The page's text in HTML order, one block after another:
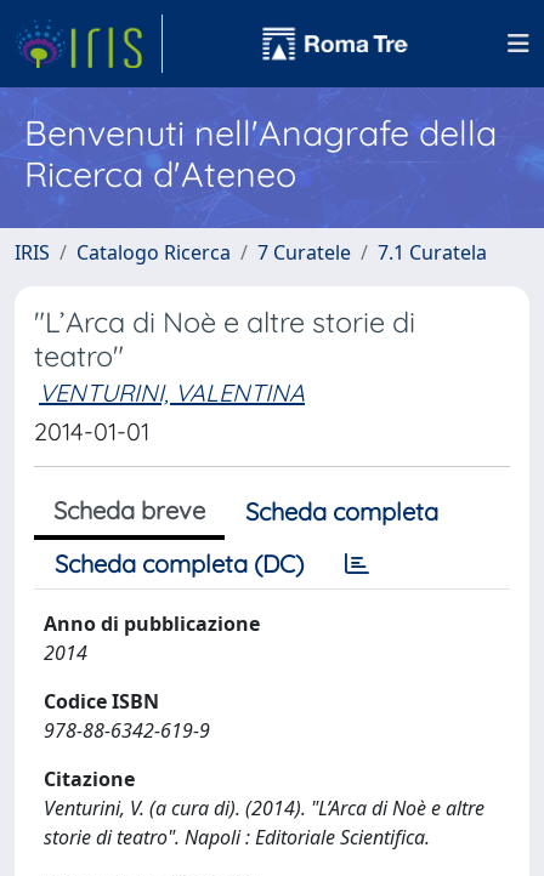
Benvenuti nell'Anagrafe della
Ricerca d'Ateneo
IRIS Catalogo Ricerca 7 Curatele 7.1 Curatela
"L’Arca di Noè e altre storie di
teatro"
VENTURINI, VALENTINA
2014-01-01
Scheda breve
Scheda completa
Scheda completa (DC)
Anno di pubblicazione
2014
Codice ISBN
978-88-6342-619-9
Citazione
Venturini, V. (a cura di). (2014). "L’Arca di Noè e altre
storie di teatro". Napoli : Editoriale Scientifica.